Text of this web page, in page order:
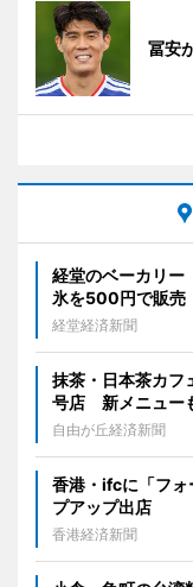
冨安
経堂のベーカリ
氷を500円で販売
経堂経済新聞
抹茶・日本茶カフ
号店 新メニュー
自由が丘経済新聞
香港・ifcに「フォ
プアップ出店
香港経済新聞